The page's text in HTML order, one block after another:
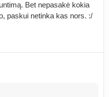
Bet nepasakė kokia
paskui netinka kas nors. :/